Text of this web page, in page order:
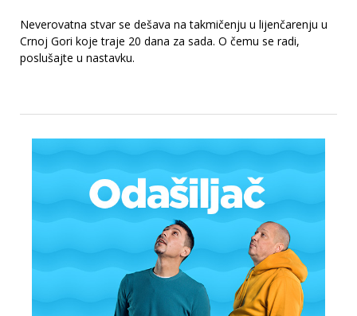
Neverovatna stvar se dešava na takmičenju u lijenčarenju u
Crnoj Gori koje traje 20 dana za sada. O čemu se radi,
poslušajte u nastavku.